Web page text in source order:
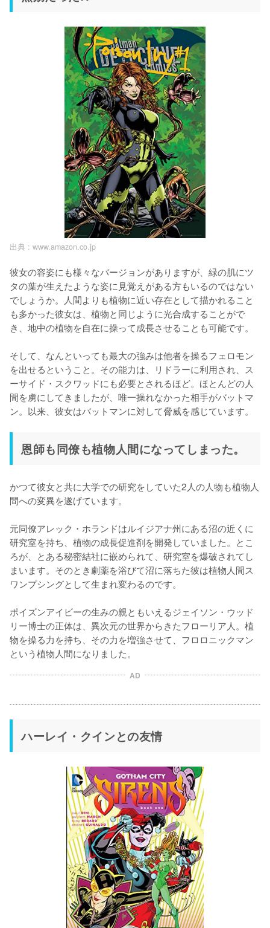
出典 : www.amazon.co.jp
彼女の容姿にも様々なバージョンがありますが、緑の肌にツ
タの葉が生えたような姿に見覚えがある方もいるのではない
でしょうか。人間よりも植物に近い存在として描かれること
も多かった彼女は、植物と同じように光合成することがで
き、地中の植物を自在に操って成長させることも可能です。
そして、なんといっても最大の強みは他者を操るフェロモン
を出せるということ。その能力は、リドラーに利用され、ス
ーサイド・スクワッドにも必要とされるほど。ほとんどの人
間を虜にしてきましたが、唯一操れなかった相手がバットマ
ン。以来、彼女はバットマンに対して脅威を感じています。
恩師も同僚も植物人間になってしまった。
かつて彼女と共に大学での研究をしていた2人の人物も植物人
間への変異を遂げています。
元同僚アレック・ホランドはルイジアナ州にある沼の近くに
研究室を持ち、植物の成長促進剤を開発していました。とこ
ろが、とある秘密結社に嵌められて、研究室を爆破されてし
まいます。そのとき劇薬を浴びて沼に落ちた彼は植物人間ス
ワンプシングとして生まれ変わるのです。
ポイズンアイビーの生みの親ともいえるジェイソン・ウッド
リー博士の正体は、異次元の世界からきたフローリア人。植
物を操る力を持ち、その力を増強させて、フロロニックマン
という植物人間になりました。
AD
ハーレイ・クインとの友情